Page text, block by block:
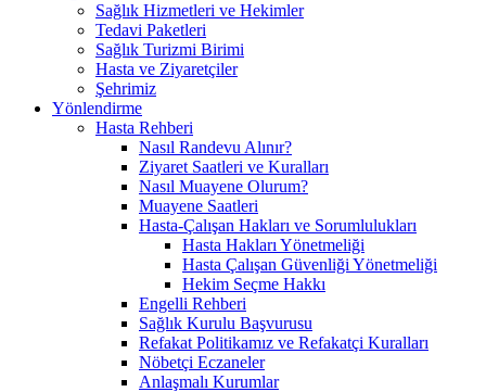
Sağlık Hizmetleri ve Hekimler
Tedavi Paketleri
Sağlık Turizmi Birimi
Hasta ve Ziyaretçiler
Şehrimiz
Yönlendirme
Hasta Rehberi
Nasıl Randevu Alınır?
Ziyaret Saatleri ve Kuralları
Nasıl Muayene Olurum?
Muayene Saatleri
Hasta-Çalışan Hakları ve Sorumlulukları
Hasta Hakları Yönetmeliği
Hasta Çalışan Güvenliği Yönetmeliği
Hekim Seçme Hakkı
Engelli Rehberi
Sağlık Kurulu Başvurusu
Refakat Politikamız ve Refakatçi Kuralları
Nöbetçi Eczaneler
Anlaşmalı Kurumlar